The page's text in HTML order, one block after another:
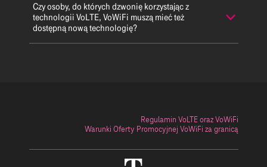
Czy osoby, do których dzwonię korzystając z
technologii VoLTE, VoWiFi muszą mieć też
dostępną nową technologię?
Regulamin VoLTE oraz VoWiFi
Warunki Oferty Promocyjnej VoWiFi za granicą